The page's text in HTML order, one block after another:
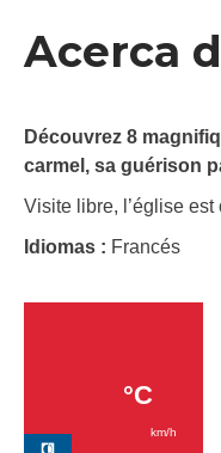
Acerca
Découvrez 8
carmel, sa guérison
Visite libre, l’église
Idiomas : Francés